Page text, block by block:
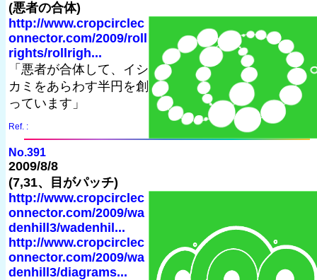
(悪者の合体)
http://www.cropcirclec
onnector.com/2009/roll
rights/rollrigh...
「悪者が合体して、イシ
カミをあらわす半円を創
っています」
Ref. :
No.391
2009/8/8
(7,31、目がパッチ)
http://www.cropcirclec
onnector.com/2009/wa
denhill3/wadenhil...
http://www.cropcirclec
onnector.com/2009/wa
denhill3/diagrams...